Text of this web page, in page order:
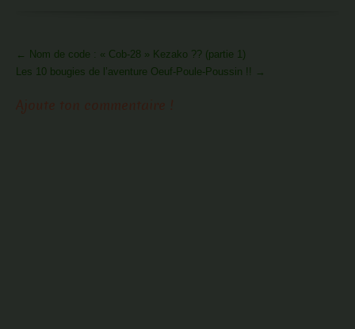
More
Articles
← Nom de code : « Cob-28 » Kezako ?? (partie 1)
Les 10 bougies de l’aventure Oeuf-Poule-Poussin !! →